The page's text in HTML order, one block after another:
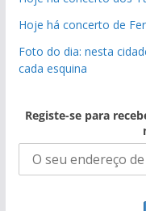
Hoje há concerto de
Foto do dia: nesta
cada esquina
Registe-se para